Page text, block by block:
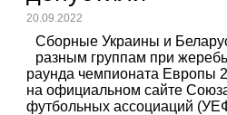
20.09.2022
Сборные Украины и
разным группам при
раунда чемпионата Европы
на официальном сайте
футбольных ассоциаций